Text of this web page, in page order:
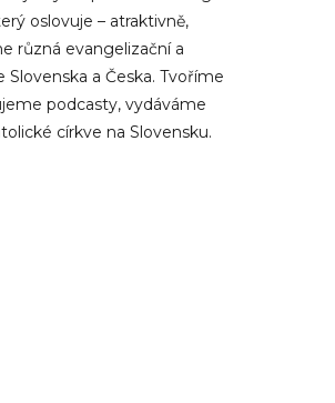
oslovuje – atraktivně,
různá evangelizační a
a Česka. Tvoříme
podcasty, vydáváme
církve na Slovensku.